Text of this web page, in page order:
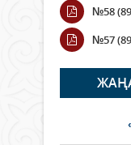
Wi-Fi
ӨТЕДІ?
06 тамыз
№58
№57